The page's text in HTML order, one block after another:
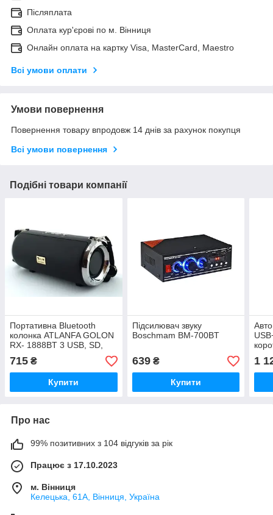
Післяплата
Оплата кур'єрові по м. Вінниця
Онлайн оплата на картку Visa, MasterCard, Maestro
Всі умови оплати
Умови повернення
Повернення товару впродовж 14 днів за рахунок покупця
Всі умови повернення
Подібні товари компанії
Портативна Bluetooth
колонка ATLANFA GOLON
RX- 1888BT 3 USB, SD,
FM - радіо та сабвуфером
715 ₴
Купити
Підсилювач звуку
Boschmam BM-700BT
639₴
Купити
1
Про нас
99% позитивних з 104 відгуків за рік
Працює з 17.10.2023
м. Вінниця
Келецька, 61А, Вінниця, Україна